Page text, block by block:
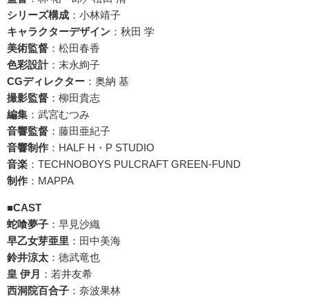
シリーズ構成 ：小林靖子
キャラクターデザイン ：秋田 学
美術監督 ：松田春香
色彩設計：末永絢子
CGディレクター ：奥納 基
撮影監督 ：柳田貴志
編集 ：武宮むつみ
音響監督 ：藤田亜紀子
音響制作 ：HALF H・P STUDIO
音楽 ：TECHNOBOYS PULCRAFT GREEN-FUND
制作 ：MAPPA
■CAST
蛇喰夢子 ：早見沙織
早乙女芽亜里 ：田中美海
鈴井涼太 ：徳武竜也
皇 伊月 ：若井友希
西洞院百合子 ：奈波果林